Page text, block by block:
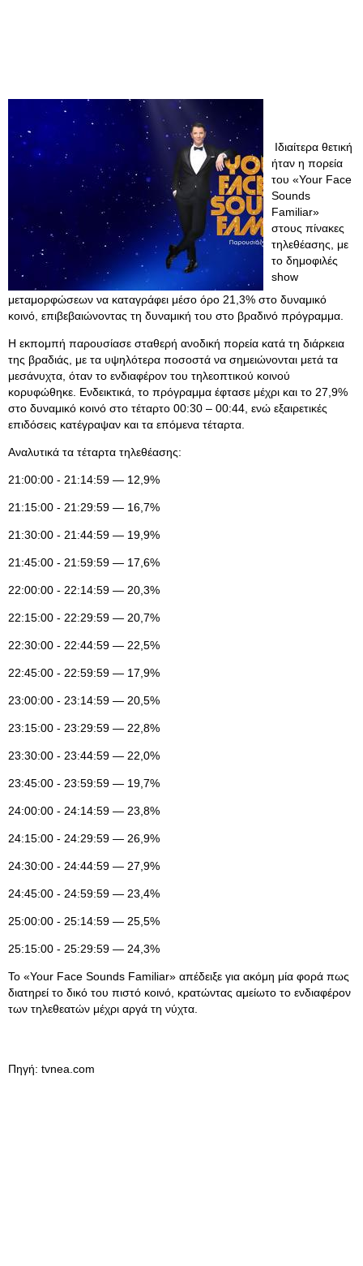
Ιδιαίτερα θετική
ήταν η πορεία
του «Your Face
Sounds
Familiar»
στους πίνακες
τηλεθέασης, με
το δημοφιλές
show
μεταμορφώσεων να καταγράφει μέσο όρο 21,3% στο δυναμικό
κοινό, επιβεβαιώνοντας τη δυναμική του στο βραδινό πρόγραμμα.
Η εκπομπή παρουσίασε σταθερή ανοδική πορεία κατά τη διάρκεια
της βραδιάς, με τα υψηλότερα ποσοστά να σημειώνονται μετά τα
μεσάνυχτα, όταν το ενδιαφέρον του τηλεοπτικού κοινού
κορυφώθηκε. Ενδεικτικά, το πρόγραμμα έφτασε μέχρι και το 27,9%
στο δυναμικό κοινό στο τέταρτο 00:30 – 00:44, ενώ εξαιρετικές
επιδόσεις κατέγραψαν και τα επόμενα τέταρτα.
Αναλυτικά τα τέταρτα τηλεθέασης:
21:00:00 - 21:14:59 — 12,9%
21:15:00 - 21:29:59 — 16,7%
21:30:00 - 21:44:59 — 19,9%
21:45:00 - 21:59:59 — 17,6%
22:00:00 - 22:14:59 — 20,3%
22:15:00 - 22:29:59 — 20,7%
22:30:00 - 22:44:59 — 22,5%
22:45:00 - 22:59:59 — 17,9%
23:00:00 - 23:14:59 — 20,5%
23:15:00 - 23:29:59 — 22,8%
23:30:00 - 23:44:59 — 22,0%
23:45:00 - 23:59:59 — 19,7%
24:00:00 - 24:14:59 — 23,8%
24:15:00 - 24:29:59 — 26,9%
24:30:00 - 24:44:59 — 27,9%
24:45:00 - 24:59:59 — 23,4%
25:00:00 - 25:14:59 — 25,5%
25:15:00 - 25:29:59 — 24,3%
Το «Your Face Sounds Familiar» απέδειξε για ακόμη μία φορά πως
διατηρεί το δικό του πιστό κοινό, κρατώντας αμείωτο το ενδιαφέρον
των τηλεθεατών μέχρι αργά τη νύχτα.
Πηγή: tvnea.com